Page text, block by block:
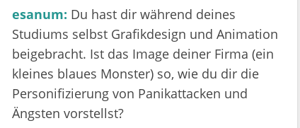
esanum: Du hast dir während deines
Studiums selbst Grafikdesign und Animation
beigebracht. Ist das Image deiner Firma (ein
kleines blaues Monster) so, wie du dir die
Personifizierung von Panikattacken und
Ängsten vorstellst?